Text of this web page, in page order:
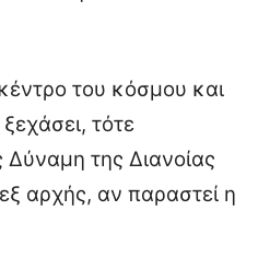
του κόσμου και
τότε
Δύναμη της Διανοίας
αρχής, αν παραστεί η